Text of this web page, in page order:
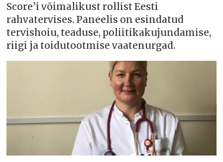
Score’i võimalikust rollist Eesti
rahvatervises. Paneelis on esindatud
tervishoiu, teaduse, poliitikakujundamise,
riigi ja toidutootmise vaatenurgad.